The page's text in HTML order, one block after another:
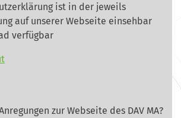
ist in der jeweils
auf unserer Webseite einsehbar
verfügbar
zur Webseite des DAV MA?